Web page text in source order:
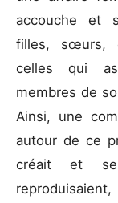
accouche et
filles, sœurs,
celles qui
membres de
Ainsi, une
autour de ce
créait et se